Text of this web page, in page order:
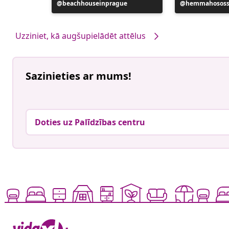
Ierakstu
publicējis
beachhouseinprague
Ierakstu
publicējis
Uzziniet, kā augšupielādēt attēlus
Sazinieties ar mums!
Doties uz Palīdzības centru